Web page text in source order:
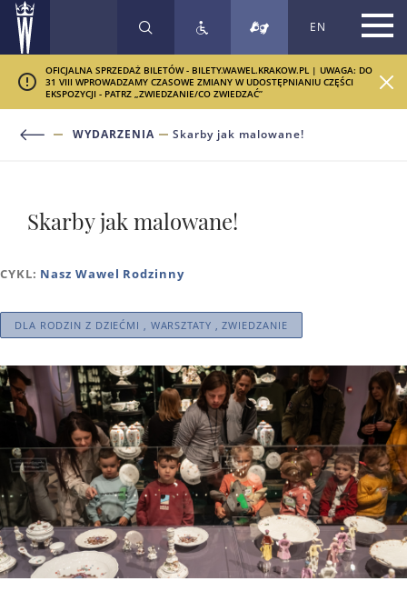
SZUKAJ EN
OFICJALNA SPRZEDAŻ BILETÓW - BILETY.WAWEL.KRAKOW.PL | UWAGA: DO
31 VIII WPROWADZAMY CZASOWE ZMIANY W UDOSTĘPNIANIU CZĘŚCI
EKSPOZYCJI - PATRZ „ZWIEDZANIE/CO ZWIEDZAĆ”
WYDARZENIA Skarby jak malowane!
Skarby jak malowane!
CYKL: Nasz Wawel Rodzinny
DLA RODZIN Z DZIEĆMI , WARSZTATY , ZWIEDZANIE